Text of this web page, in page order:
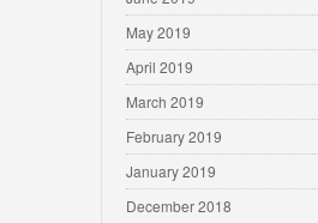
May 2019
April 2019
March 2019
February 2019
January 2019
December 2018